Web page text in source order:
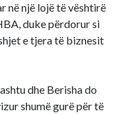
në një lojë të vështirë
duke përdorur si
e tjera të biznesit
dhe Berisha do
shumë gurë për të